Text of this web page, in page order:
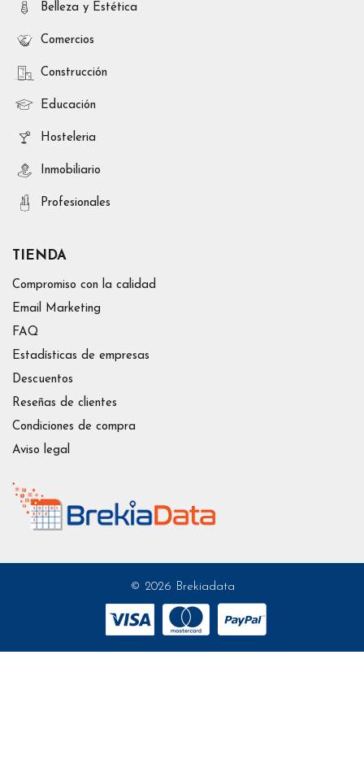
Belleza y Estética
Comercios
Construcción
Educación
Hosteleria
Inmobiliario
Profesionales
TIENDA
Compromiso con la calidad
Email Marketing
FAQ
Estadísticas de empresas
Descuentos
Reseñas de clientes
Condiciones de compra
Aviso legal
© 2026 Brekiadata